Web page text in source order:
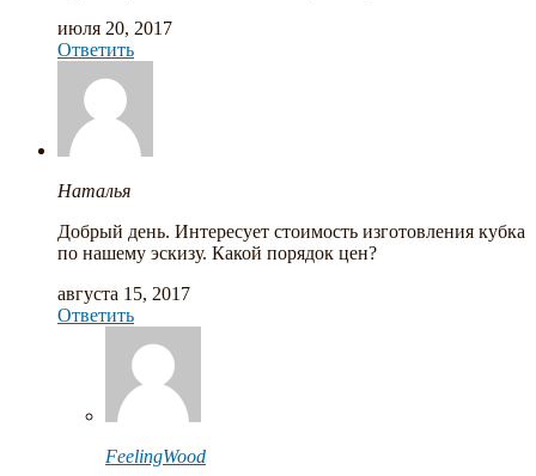
июля 20, 2017
Ответить
Наталья
Добрый день. Интересует стоимость изготовления кубка
по нашему эскизу. Какой порядок цен?
августа 15, 2017
Ответить
FeelingWood